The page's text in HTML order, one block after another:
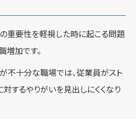
重要性を軽視した時に起こる問題
増加です。
不十分な職場では、従業員がスト
対するやりがいを見出しにくくなり